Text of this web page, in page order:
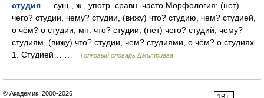
студия — сущ., ж., употр. сравн. часто Морфология: (нет)
чего? студии, чему? студии, (вижу) что? студию, чем? студией,
о чём? о студии; мн. что? студии, (нет) чего? студий, чему?
студиям, (вижу) что? студии, чем? студиями, о чём? о студиях
1. Студией… …
Толковый словарь Дмитриева
© Академик, 2000-2026